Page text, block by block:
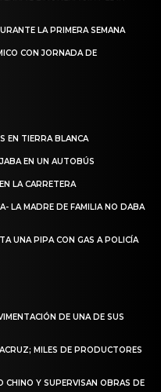
LA PRIMERA SEMANA
CON JORNADA DE
EN TIERRA BLANCA
EN UN AUTOBÚS
LA CARRETERA
LA MADRE DE FAMILIA NO DABA
UNA PIPA CON GAS A POLICÍA
DE UNA DE SUS
MILES DE PRODUCTORES
CHINO Y SUPERVISAN OBRAS DE